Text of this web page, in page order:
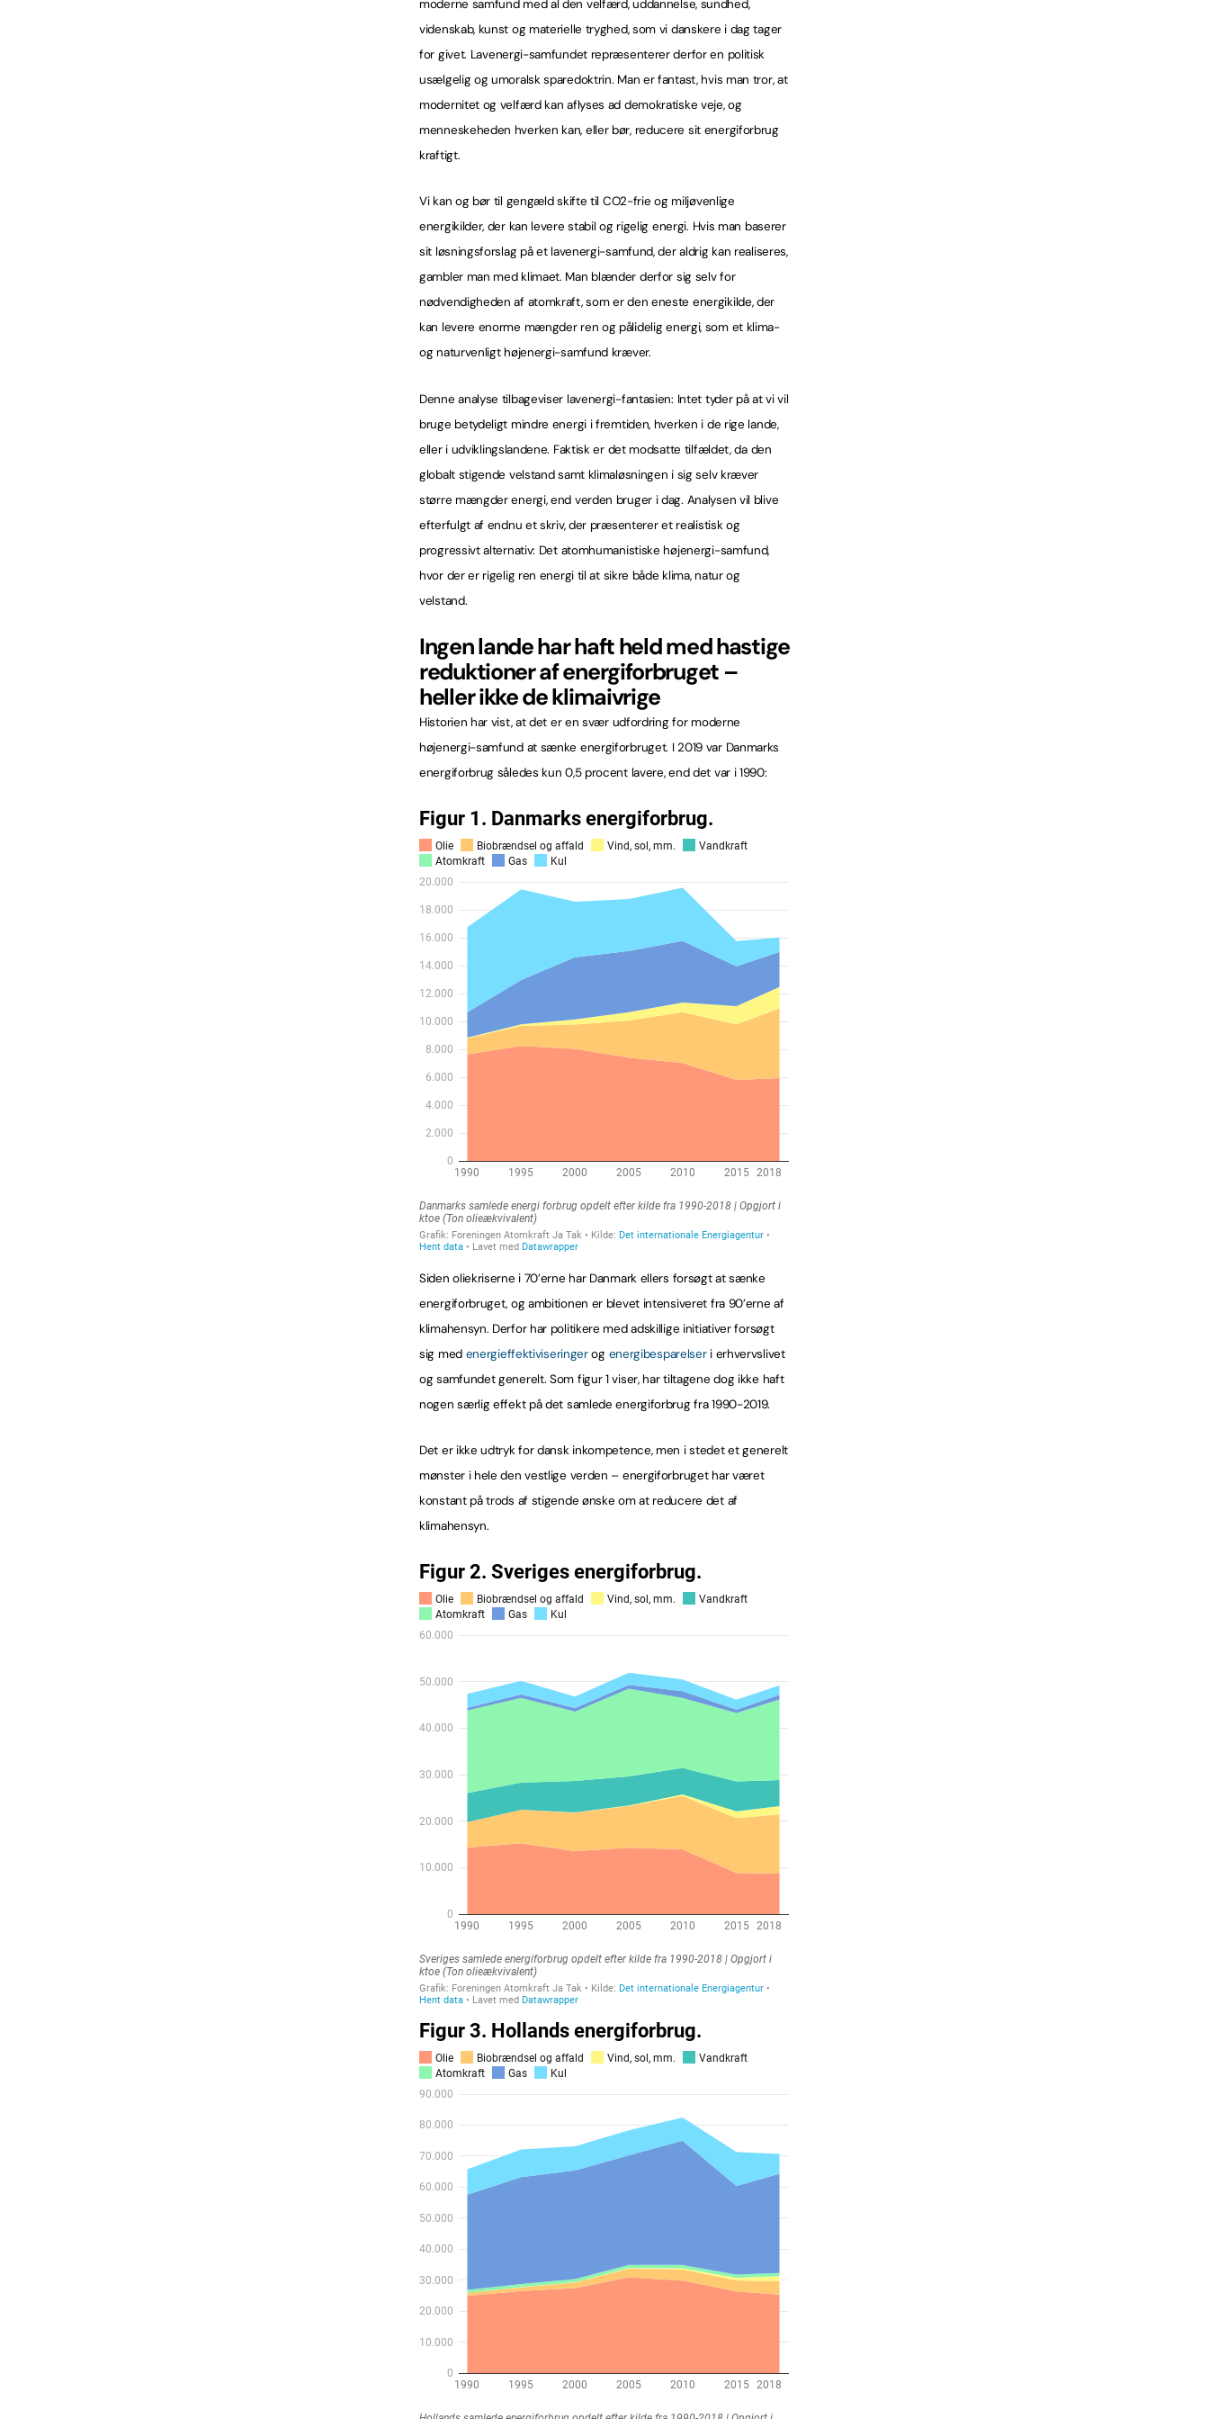
moderne samfund med al den velfærd, uddannelse, sundhed,
videnskab, kunst og materielle tryghed, som vi danskere i dag tager
for givet. Lavenergi-samfundet repræsenterer derfor en politisk
usælgelig og umoralsk sparedoktrin. Man er fantast, hvis man tror, at
modernitet og velfærd kan aflyses ad demokratiske veje, og
menneskeheden hverken kan, eller bør, reducere sit energiforbrug
kraftigt.
Vi kan og bør til gengæld skifte til CO2-frie og miljøvenlige
energikilder, der kan levere stabil og rigelig energi. Hvis man baserer
sit løsningsforslag på et lavenergi-samfund, der aldrig kan realiseres,
gambler man med klimaet. Man blænder derfor sig selv for
nødvendigheden af atomkraft, som er den eneste energikilde, der
kan levere enorme mængder ren og pålidelig energi, som et klima-
og naturvenligt højenergi-samfund kræver.
Denne analyse tilbageviser lavenergi-fantasien: Intet tyder på at vi vil
bruge betydeligt mindre energi i fremtiden, hverken i de rige lande,
eller i udviklingslandene. Faktisk er det modsatte tilfældet, da den
globalt stigende velstand samt klimaløsningen i sig selv kræver
større mængder energi, end verden bruger i dag. Analysen vil blive
efterfulgt af endnu et skriv, der præsenterer et realistisk og
progressivt alternativ: Det atomhumanistiske højenergi-samfund,
hvor der er rigelig ren energi til at sikre både klima, natur og
velstand.
Ingen lande har haft held med hastige
reduktioner af energiforbruget –
heller ikke de klimaivrige
Historien har vist, at det er en svær udfordring for moderne
højenergi-samfund at sænke energiforbruget. I 2019 var Danmarks
energiforbrug således kun 0,5 procent lavere, end det var i 1990:
Siden oliekriserne i 70’erne har Danmark ellers forsøgt at sænke
energiforbruget, og ambitionen er blevet intensiveret fra 90’erne af
klimahensyn. Derfor har politikere med adskillige initiativer forsøgt
sig med energieffektiviseringerog energibesparelser i erhvervslivet
og samfundet generelt. Som figur 1 viser, har tiltagene dog ikke haft
nogen særlig effekt på det samlede energiforbrug fra 1990-2019.
Det er ikke udtryk for dansk inkompetence, men i stedet et generelt
mønster i hele den vestlige verden – energiforbruget har været
konstant på trods af stigende ønske om at reducere det af
klimahensyn.